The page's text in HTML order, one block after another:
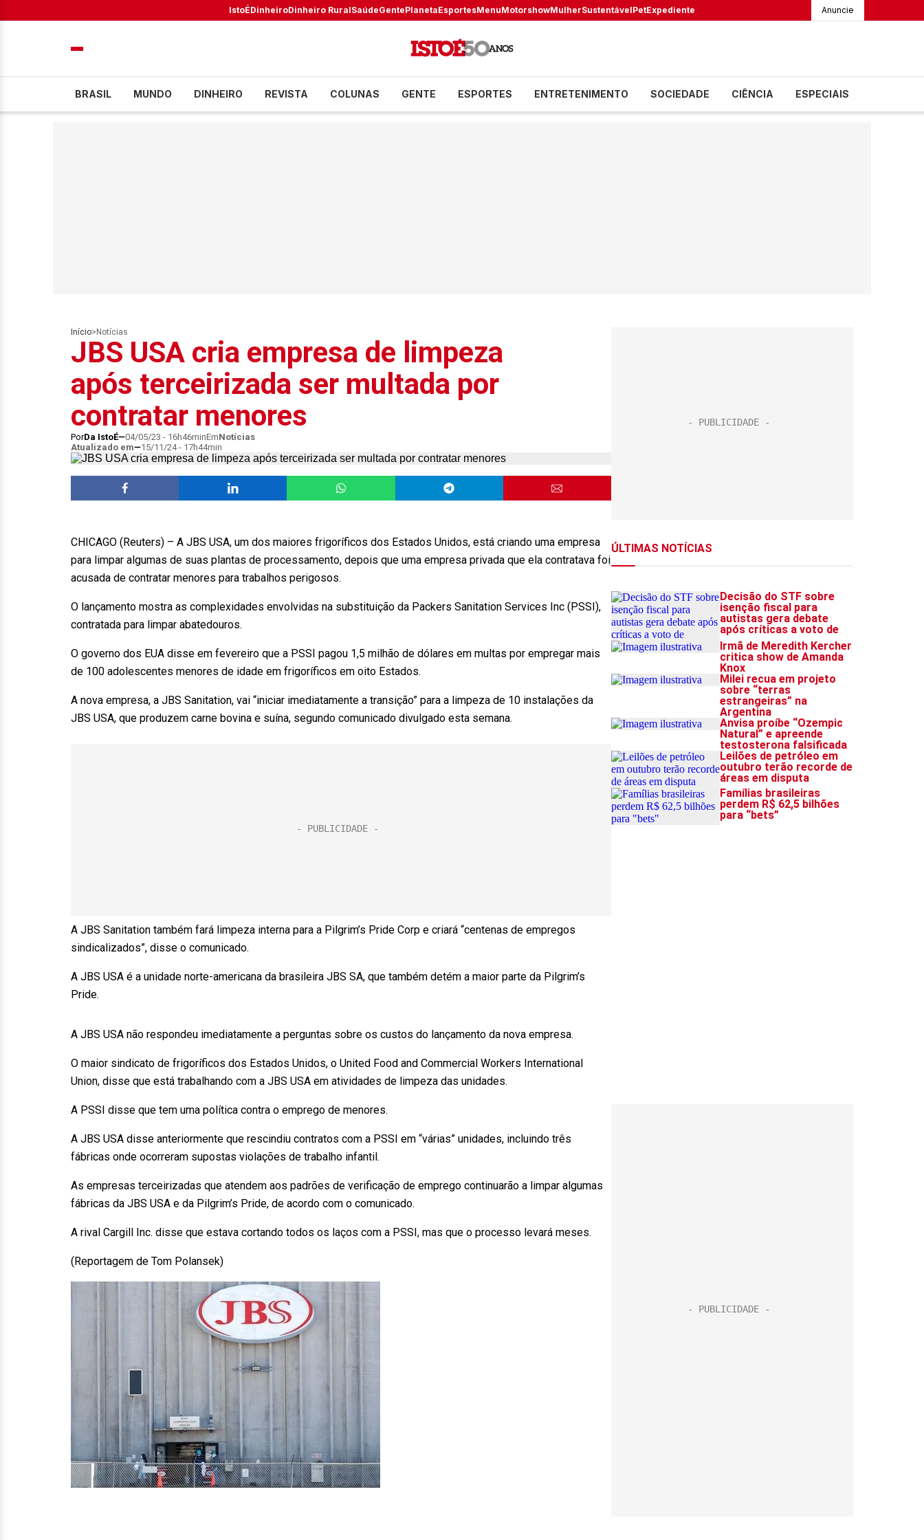
IstoÉDinheiroDinheiro RuralSaúdeGentePlanetaEsportesMenuMotorshowMulherSustentávelPetExpediente Anuncie
BRASIL MUNDO DINHEIRO REVISTA COLUNAS GENTE ESPORTES ENTRETENIMENTO SOCIEDADE CIÊNCIA ESPECIAIS
Início> Notícias
JBS USA cria empresa de limpeza
após terceirizada ser multada por
contratar menores
PorDa IstoÉ 04/05/23 - 16h46minEmNotícias
Atualizado em
15/11/24 - 17h44min
CHICAGO (Reuters) – A JBS USA, um dos maiores frigoríficos dos Estados Unidos, está criando uma empresa
para limpar algumas de suas plantas de processamento, depois que uma empresa privada que ela contratava foi
acusada de contratar menores para trabalhos perigosos.
O lançamento mostra as complexidades envolvidas na substituição da Packers Sanitation Services Inc (PSSI),
contratada para limpar abatedouros.
O governo dos EUA disse em fevereiro que a PSSI pagou 1,5 milhão de dólares em multas por empregar mais
de 100 adolescentes menores de idade em frigoríficos em oito Estados.
A nova empresa, a JBS Sanitation, vai “iniciar imediatamente a transição” para a limpeza de 10 instalações da
JBS USA, que produzem carne bovina e suína, segundo comunicado divulgado esta semana.
A JBS Sanitation também fará limpeza interna para a Pilgrim’s Pride Corp e criará “centenas de empregos
sindicalizados”, disse o comunicado.
A JBS USA é a unidade norte-americana da brasileira JBS SA, que também detém a maior parte da Pilgrim’s
Pride.
A JBS USA não respondeu imediatamente a perguntas sobre os custos do lançamento da nova empresa.
O maior sindicato de frigoríficos dos Estados Unidos, o United Food and Commercial Workers International
Union, disse que está trabalhando com a JBS USA em atividades de limpeza das unidades.
A PSSI disse que tem uma política contra o emprego de menores.
A JBS USA disse anteriormente que rescindiu contratos com a PSSI em “várias” unidades, incluindo três
fábricas onde ocorreram supostas violações de trabalho infantil.
As empresas terceirizadas que atendem aos padrões de verificação de emprego continuarão a limpar algumas
fábricas da JBS USA e da Pilgrim’s Pride, de acordo com o comunicado.
A rival Cargill Inc. disse que estava cortando todos os laços com a PSSI, mas que o processo levará meses.
(Reportagem de Tom Polansek)